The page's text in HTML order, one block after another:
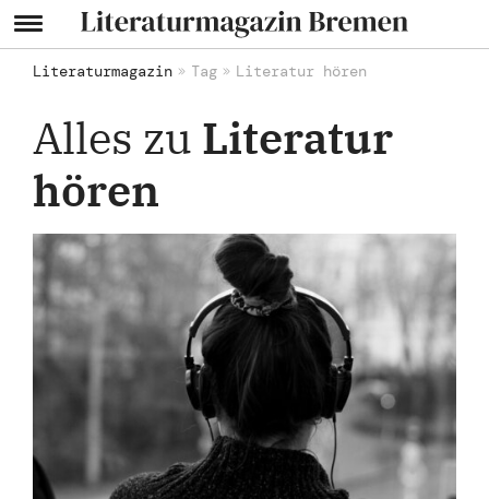
Literaturmagazin Tag Literatur hören
Alles zu Literatur
hören